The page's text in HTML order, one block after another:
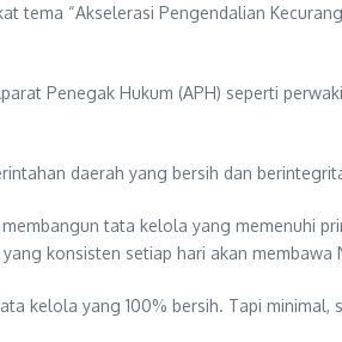
tema “Akselerasi Pengendalian
Penegak Hukum (APH) seperti
daerah yang bersih dan
tata kelola yang memenuhi
konsisten setiap hari akan
kelola yang 100% bersih. Tapi minimal,